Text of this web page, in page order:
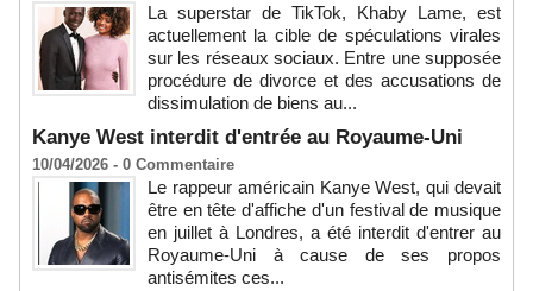
La superstar de TikTok, Khaby Lame, est
actuellement la cible de spéculations virales
sur les réseaux sociaux. Entre une supposée
procédure de divorce et des accusations de
dissimulation de biens au...
Kanye West interdit d'entrée au Royaume-Uni
10/04/2026 - 0 Commentaire
Le rappeur américain Kanye West, qui devait
être en tête d'affiche d'un festival de musique
en juillet à Londres, a été interdit d'entrer au
Royaume-Uni à cause de ses propos
antisémites ces...